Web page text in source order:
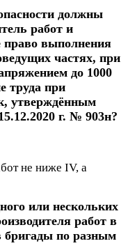
должны
работ и
право выполнения
частях, при
до 1000
труда при
утверждённым
г. № 903н?
не ниже IV, а
или нескольких
работ в
бригады по разным